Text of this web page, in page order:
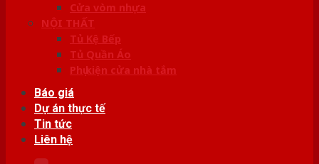
Cửa vòm nhựa
NỘI THẤT
Tủ Kệ Bếp
Tủ Quần Áo
Phụ kiện cửa nhà tắm
Báo giá
Dự án thực tế
Tin tức
Liên hệ